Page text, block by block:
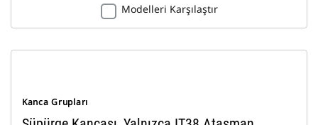
Modelleri Karşılaştır
Kanca Grupları